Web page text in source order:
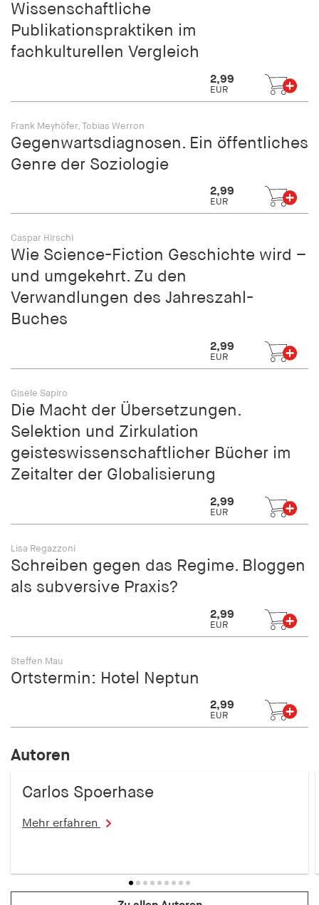
Wissenschaftliche
Publikationspraktiken im
fachkulturellen Vergleich
2,99
EUR
Frank Meyhöfer, Tobias Werron
Gegenwartsdiagnosen. Ein öffentliches
Genre der Soziologie
2,99
EUR
Caspar Hirschi
Wie Science-Fiction Geschichte wird –
und umgekehrt. Zu den
Verwandlungen des Jahreszahl-
Buches
2,99
EUR
Gisèle Sapiro
Die Macht der Übersetzungen.
Selektion und Zirkulation
geisteswissenschaftlicher Bücher im
Zeitalter der Globalisierung
2,99
EUR
Lisa Regazzoni
Schreiben gegen das Regime. Bloggen
als subversive Praxis?
2,99
EUR
Steffen Mau
Ortstermin: Hotel Neptun
2,99
EUR
Autoren
Carlos Spoerhase
Mehr erfahren